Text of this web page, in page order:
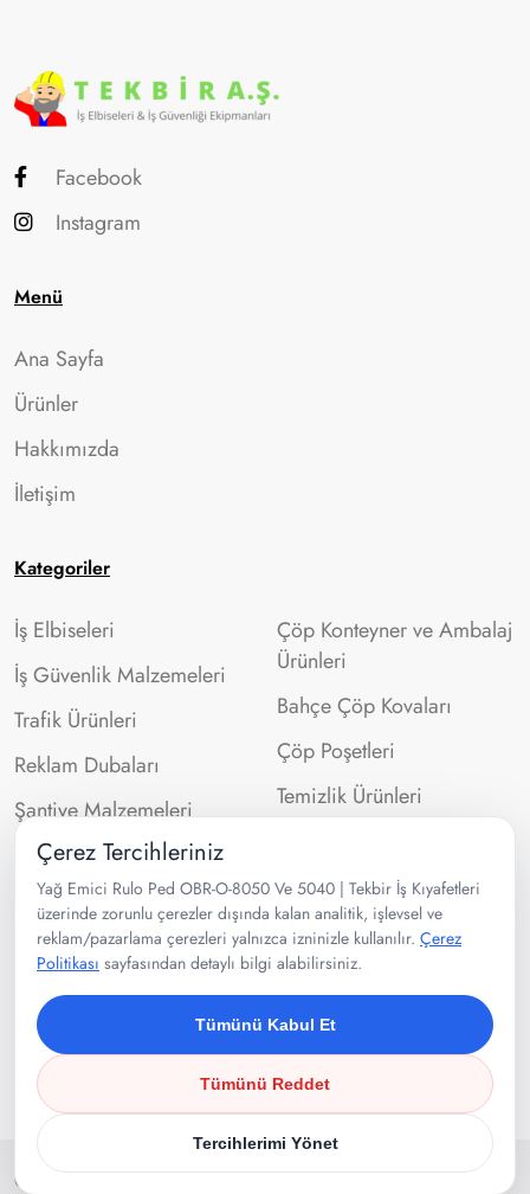
Facebook
Instagram
Menü
Ana Sayfa
Ürünler
Hakkımızda
İletişim
Kategoriler
İş Elbiseleri
İş Güvenlik Malzemeleri
Trafik Ürünleri
Reklam Dubaları
Şantiye Malzemeleri
Çöp Konteyner ve Ambalaj
Ürünleri
Bahçe Çöp Kovaları
Çöp Poşetleri
Temizlik Ürünleri
İletişim Bilgileri
0532 302 99 43
Velibaba Mah Ankara Cad. No:95
Pendik/İSTANBUL
Copyright 2025Tekbir İş Kıyafetleri. Tüm Hakları Saklıdır.
Çerez Tercihleriniz
Yağ Emici Rulo Ped OBR-O-8050 Ve 5040 | Tekbir İş Kıyafetleri
üzerinde zorunlu çerezler dışında kalan analitik, işlevsel ve
reklam/pazarlama çerezleri yalnızca izninizle kullanılır. Çerez
Politikası sayfasından detaylı bilgi alabilirsiniz.
Tümünü Kabul Et
Tümünü Reddet
Tercihlerimi Yönet